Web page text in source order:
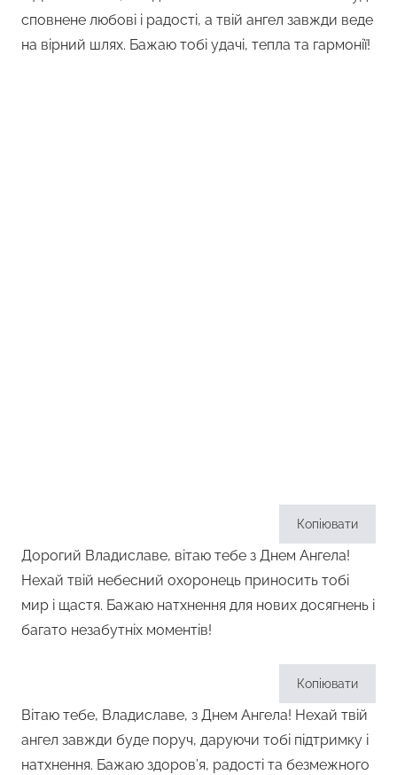
сповнене любові і радості, а твій ангел завжди веде
на вірний шлях. Бажаю тобі удачі, тепла та гармонії!
Копіювати
Дорогий Владиславе, вітаю тебе з Днем Ангела!
Нехай твій небесний охоронець приносить тобі
мир і щастя. Бажаю натхнення для нових досягнень і
багато незабутніх моментів!
Копіювати
Вітаю тебе, Владиславе, з Днем Ангела! Нехай твій
ангел завжди буде поруч, даруючи тобі підтримку і
натхнення. Бажаю здоров’я, радості та безмежного